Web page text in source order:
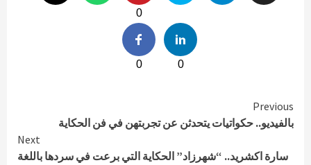
0
0
0
Continue
Reading
Previous
بالفيديو.. حكواتيات يتحدثن عن تجربتهن في فن الحكاية
Next
سارة اكشريد.. “شهرزاد” الحكاية التي برعت في سردها باللغة